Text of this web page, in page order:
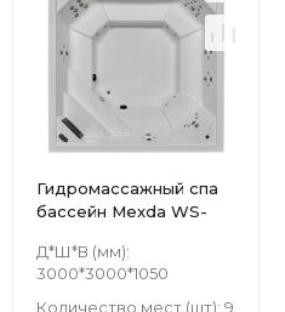
Гидромассажный спа
бассейн Mexda WS-
Д*Ш*В (мм):
3000*3000*1050
Количество мест (шт): 9